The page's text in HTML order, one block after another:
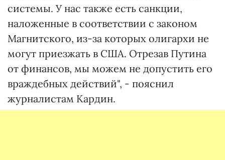
системы. У нас также есть санкции,
наложенные в соответствии с законом
Магнитского, из-за которых олигархи не
могут приезжать в США. Отрезав Путина
от финансов, мы можем не допустить его
враждебных действий", - пояснил
журналистам Кардин.